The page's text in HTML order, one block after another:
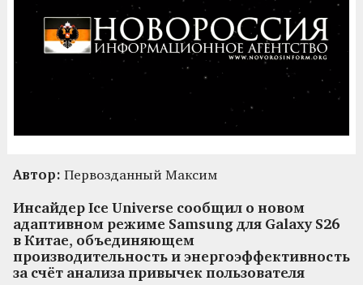
Автор: Первозданный Максим
Инсайдер Ice Universe сообщил о новом
адаптивном режиме Samsung для Galaxy S26
в Китае, объединяющем
производительность и энергоэффективность
за счёт анализа привычек пользователя